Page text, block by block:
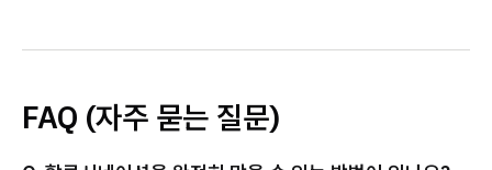
FAQ (자주 묻는 질문)